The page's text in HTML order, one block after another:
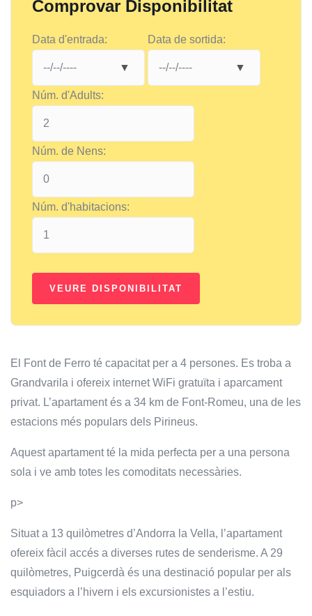
Comprovar Disponibilitat
Data d'entrada: Data de sortida:
Núm. d'Adults:
Núm. de Nens:
Núm. d'habitacions:
El Font de Ferro té capacitat per a 4 persones. Es troba a
Grandvarila i ofereix internet WiFi gratuïta i aparcament
privat. L’apartament és a 34 km de Font-Romeu, una de les
estacions més populars dels Pirineus.
Aquest apartament té la mida perfecta per a una persona
sola i ve amb totes les comoditats necessàries.
p>
Situat a 13 quilòmetres d’Andorra la Vella, l’apartament
ofereix fàcil accés a diverses rutes de senderisme. A 29
quilòmetres, Puigcerdà és una destinació popular per als
esquiadors a l’hivern i els excursionistes a l’estiu.